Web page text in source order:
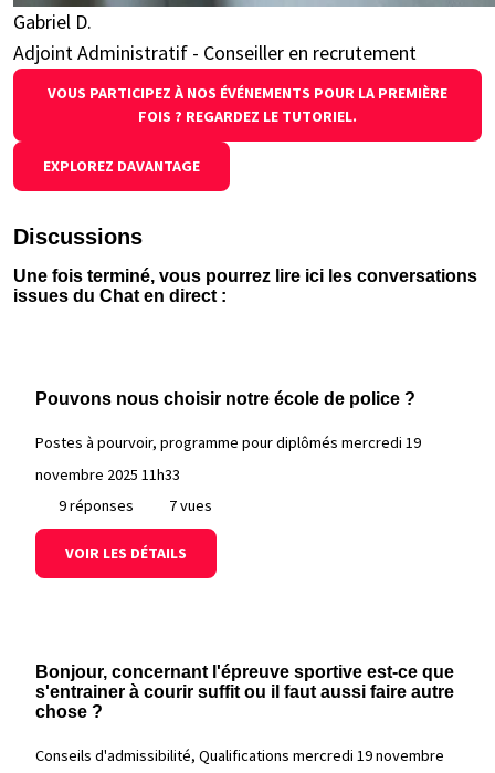
Gabriel D.
Adjoint Administratif - Conseiller en recrutement
VOUS PARTICIPEZ À NOS ÉVÉNEMENTS POUR LA PREMIÈRE
FOIS ? REGARDEZ LE TUTORIEL.
EXPLOREZ DAVANTAGE
Discussions
Une fois terminé, vous pourrez lire ici les conversations
issues du Chat en direct :
Pouvons nous choisir notre école de police ?
Postes à pourvoir, programme pour diplômés mercredi 19
novembre 2025 11h33
9 réponses
7 vues
VOIR LES DÉTAILS
Bonjour, concernant l'épreuve sportive est-ce que
s'entrainer à courir suffit ou il faut aussi faire autre
chose ?
Conseils d'admissibilité, Qualifications mercredi 19 novembre